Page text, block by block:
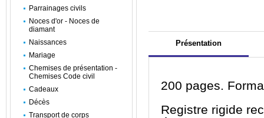
Présentation
200 pages.
Registre rigide
Parrainages civils
Noces d'or - Noces de
diamant
Naissances
Mariage
Chemises de présentation -
Chemises Code civil
Cadeaux
Décès
Transport de corps